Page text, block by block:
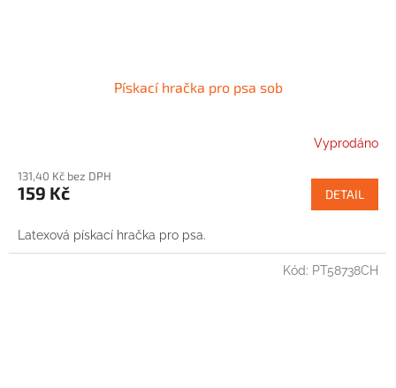
Pískací hračka pro psa sob
Vyprodáno
131,40 Kč bez DPH
159 Kč DETAIL
Latexová pískací hračka pro psa.
Kód: PT58738CH